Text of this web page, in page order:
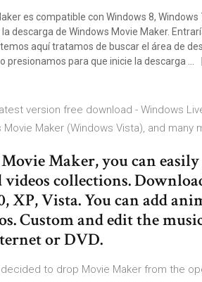
es compatible con Windows 8,
descarga de Windows Movie Maker.
aquí tratamos de buscar el área de
presionamos para que inicie la descarga …
version free download - Windows
Movie Maker (Windows Vista), and many
Maker, you can
videos collections.
XP, Vista. You can add
Custom and edit the
or DVD.
to drop Movie Maker from the